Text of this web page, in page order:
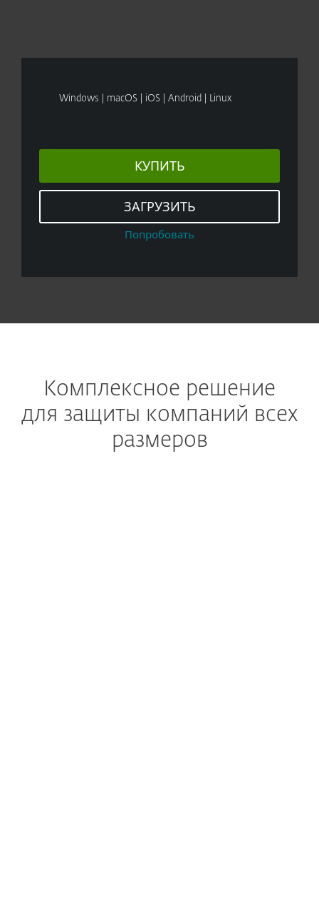
Windows | macOS | iOS | Android | Linux
КУПИТЬ
ЗАГРУЗИТЬ
Попробовать
Комплексное решение
для защиты компаний всех
размеров